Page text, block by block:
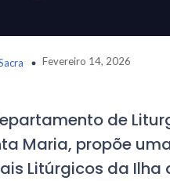
Fevereiro 14, 2026
de
Maria, propõe
Litúrgicos da Ilha